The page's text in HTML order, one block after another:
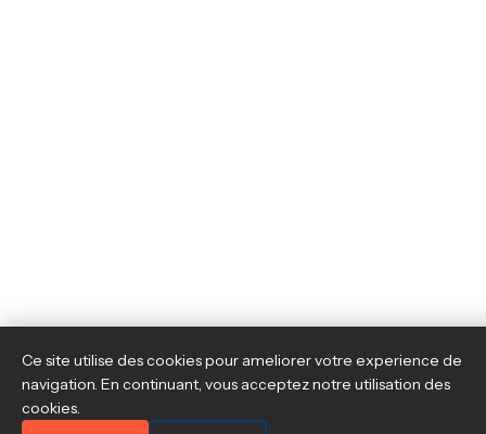
Ce site utilise des cookies pour ameliorer votre experience de
navigation. En continuant, vous acceptez notre utilisation des
cookies.